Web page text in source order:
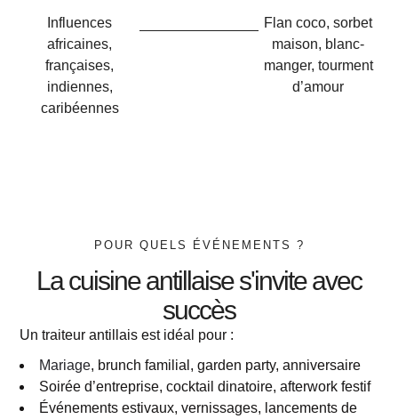
Influences
africaines,
françaises,
indiennes,
caribéennes
Flan coco, sorbet
maison, blanc-
manger, tourment
d’amour
POUR QUELS ÉVÉNEMENTS ?
La cuisine antillaise s'invite avec
succès
Un traiteur antillais est idéal pour :
Mariage, brunch familial, garden party, anniversaire
Soirée d’entreprise, cocktail dinatoire, afterwork festif
Événements estivaux, vernissages, lancements de